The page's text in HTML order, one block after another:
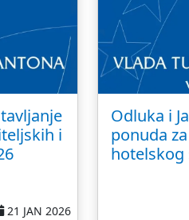
i
21 JAN 2026
Odluka i
ponuda
hotelskog